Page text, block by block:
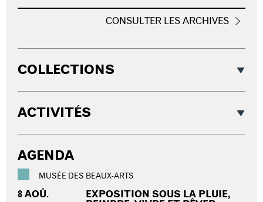
CONSULTER LES ARCHIVES
COLLECTIONS
ACTIVITÉS
AGENDA
MUSÉE DES BEAUX-ARTS
8 AOÛ.
EXPOSITION SOUS LA PLUIE,